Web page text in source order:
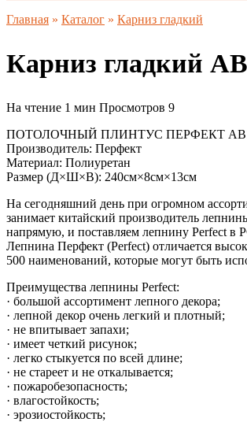
Главная » Каталог » Карниз гладкий
Карниз гладкий
На чтение 1 мин Просмотров 9
ПОТОЛОЧНЫЙ ПЛИНТУС ПЕРФЕКТ
Производитель: Перфект
Материал: Полиуретан
Размер (Д×Ш×В): 240см×8см×13см
На сегодняшний день при огромном
занимает китайский производитель
напрямую, и поставляем лепнину Perfect в
Лепнина Перфект (Perfect) отличается
500 наименований, которые могут быть
Преимущества лепнины Perfect:
· большой ассортимент лепного декора;
· лепной декор очень легкий и плотный;
· не впитывает запахи;
· имеет четкий рисунок;
· легко стыкуется по всей длине;
· не стареет и не откалывается;
· пожаробезопасность;
· влагостойкость;
· эрозиостойкость;